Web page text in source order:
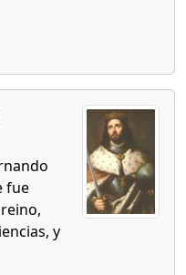
fue
y